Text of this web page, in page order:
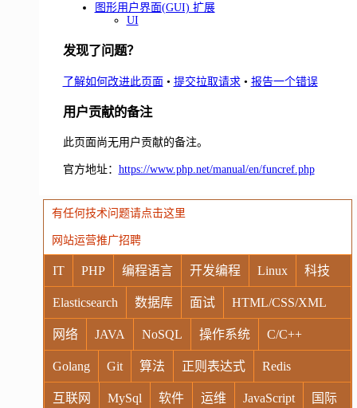
图形用户界面(GUI) 扩展
UI
发现了问题？
了解如何改进此页面• 提交拉取请求• 报告一个错误
用户贡献的备注
此页面尚无用户贡献的备注。
官方地址： https://www.php.net/manual/en/funcref.php
有任何技术问题请点击这里
网站运营推广招聘
IT PHP 编程语言 开发编程 Linux 科技
Elasticsearch 数据库 面试 HTML/CSS/XML
网络 JAVA NoSQL 操作系统 C/C++
Golang Git 算法 正则表达式 Redis
互联网 MySql 软件 运维 JavaScript 国际